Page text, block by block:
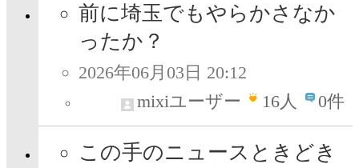
前に埼玉でもやらかさなか
ったか？
2026年06月03日 20:12
mixiユーザー
16人 0件
この手のニュースときどき